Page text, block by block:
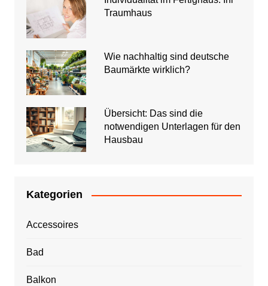
Traumhaus
Wie nachhaltig sind deutsche
Baumärkte wirklich?
Übersicht: Das sind die
notwendigen Unterlagen für den
Hausbau
Kategorien
Accessoires
Bad
Balkon